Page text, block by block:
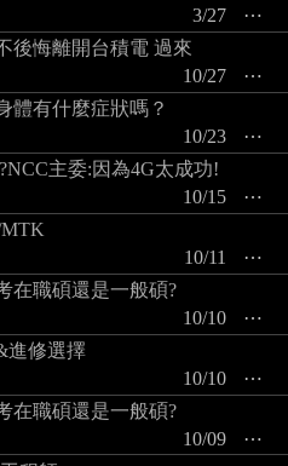
⋯
3/27
後悔離開台積電 過來
⋯
10/27
體有什麼症狀嗎？
⋯
10/23
主委:因為4G太成功!
⋯
10/15
⋯
10/11
在職碩還是一般碩?
⋯
10/10
進修選擇
⋯
10/10
在職碩還是一般碩?
⋯
10/09